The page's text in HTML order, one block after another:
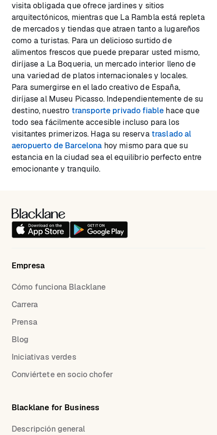
visita obligada que ofrece jardines y sitios
arquitectónicos, mientras que La Rambla está repleta
de mercados y tiendas que atraen tanto a lugareños
como a turistas. Para un delicioso surtido de
alimentos frescos que puede preparar usted mismo,
diríjase a La Boqueria, un mercado interior lleno de
una variedad de platos internacionales y locales.
Para sumergirse en el lado creativo de España,
diríjase al Museu Picasso. Independientemente de su
destino, nuestro transporte privado fiable hace que
todo sea fácilmente accesible incluso para los
visitantes primerizos. Haga su reservatraslado al
aeropuerto de Barcelona hoy mismo para que su
estancia en la ciudad sea el equilibrio perfecto entre
emocionante y tranquilo.
Empresa
Cómo funciona Blacklane
Carrera
Prensa
Blog
Iniciativas verdes
Conviértete en socio chofer
Blacklane for Business
Descripción general